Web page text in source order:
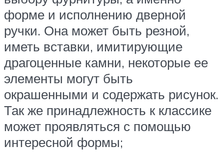
форме и исполнению дверной
ручки. Она может быть резной,
иметь вставки, имитирующие
драгоценные камни, некоторые ее
элементы могут быть
окрашенными и содержать рисунок.
Так же принадлежность к классике
может проявляться с помощью
интересной формы;